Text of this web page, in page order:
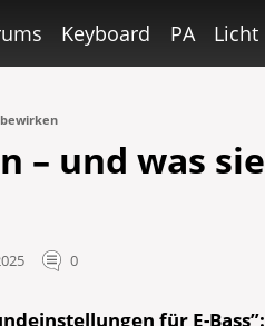
Keyboard PA Licht
bewirken
– und was sie
0
für E-Bass”: